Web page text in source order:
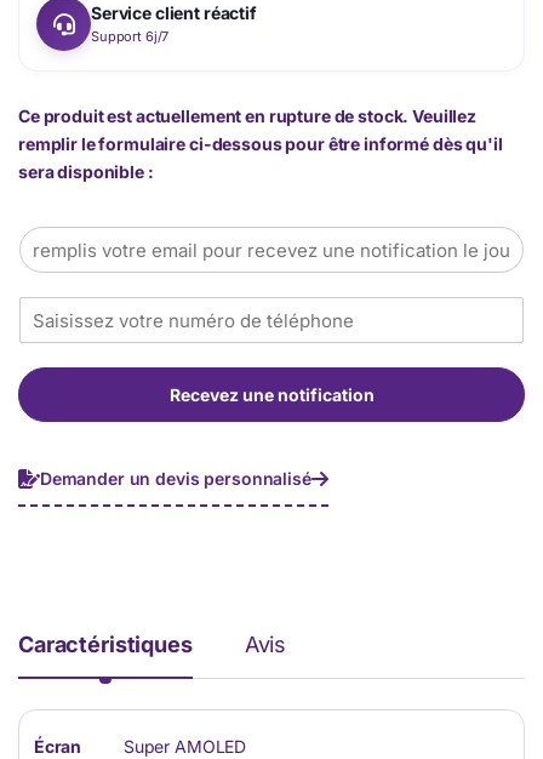
Service client réactif
Support 6j/7
Ce produit est actuellement en rupture de stock. Veuillez
remplir le formulaire ci-dessous pour être informé dès qu'il
sera disponible :
E
m
é
p
n
e
Recevez une notification
Demander un devis personnalisé
Caractéristiques Avis
Écran Super AMOLED